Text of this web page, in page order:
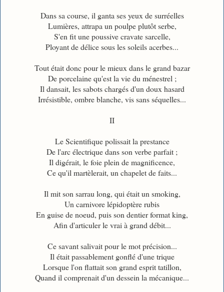
Dans sa course, il ganta ses yeux de surréelles
Lumières, attrapa un poulpe plutôt serbe,
S'en fit une poussive cravate sarcelle,
Ployant de délice sous les soleils acerbes...
Tout était donc pour le mieux dans le grand bazar
De porcelaine qu'est la vie du ménestrel ;
Il dansait, les sabots chargés d'un doux hasard
Irrésistible, ombre blanche, vis sans séquelles...
II
Le Scientifique polissait la prestance
De l'arc électrique dans son verbe parfait ;
Il digérait, le foie plein de magnificence,
Ce qu'il martèlerait, un chapelet de faits...
Il mit son sarrau long, qui était un smoking,
Un carnivore lépidoptère rubis
En guise de noeud, puis son dentier format king,
Afin d'articuler le vrai à grand débit...
Ce savant salivait pour le mot précision...
Il était passablement gonflé d'une trique
Lorsque l'on flattait son grand esprit tatillon,
Quand il comprenait d'un dessein la mécanique...